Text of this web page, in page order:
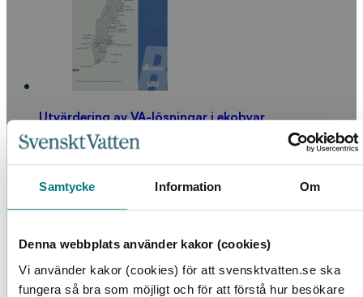
Samtycke Information Om
Denna webbplats använder kakor (cookies)
Vi använder kakor (cookies) för att svensktvatten.se ska
fungera så bra som möjligt och för att förstå hur besökare
Utvärdering av VA-lösningar i ekobyar